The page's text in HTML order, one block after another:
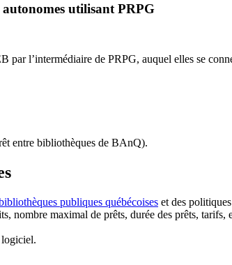
autonomes utilisant PRPG
par l’intermédiaire de PRPG, auquel elles se
entre bibliothèques de BAnQ).
publiques québécoises et des
nombre maximal de prêts, durée des prêts, tarifs,